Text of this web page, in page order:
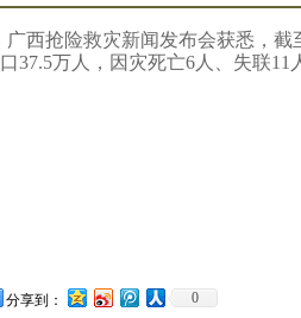
广西抢险救灾新闻发布会获悉，截
口37.5万人，因灾死亡6人、失联11
分享到： 0